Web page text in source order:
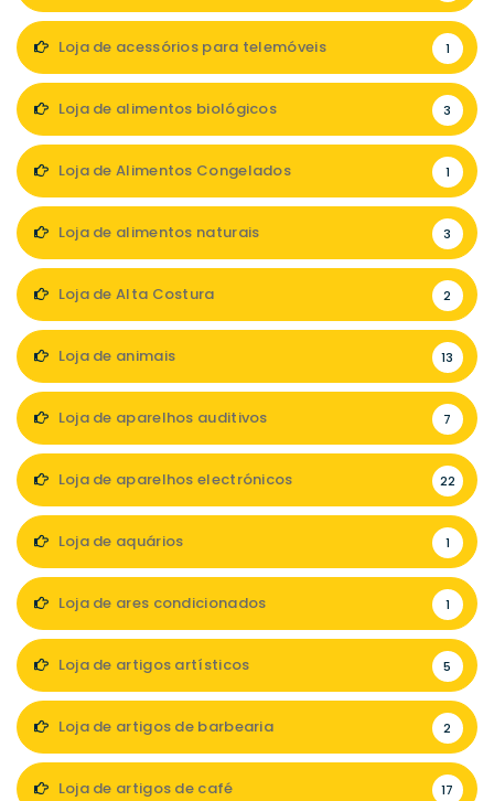
Loja de acessórios para telemóveis 1
Loja de alimentos biológicos 3
Loja de Alimentos Congelados 1
Loja de alimentos naturais 3
Loja de Alta Costura 2
Loja de animais 13
Loja de aparelhos auditivos 7
Loja de aparelhos electrónicos 22
Loja de aquários 1
Loja de ares condicionados 1
Loja de artigos artísticos 5
Loja de artigos de barbearia 2
Loja de artigos de café 17